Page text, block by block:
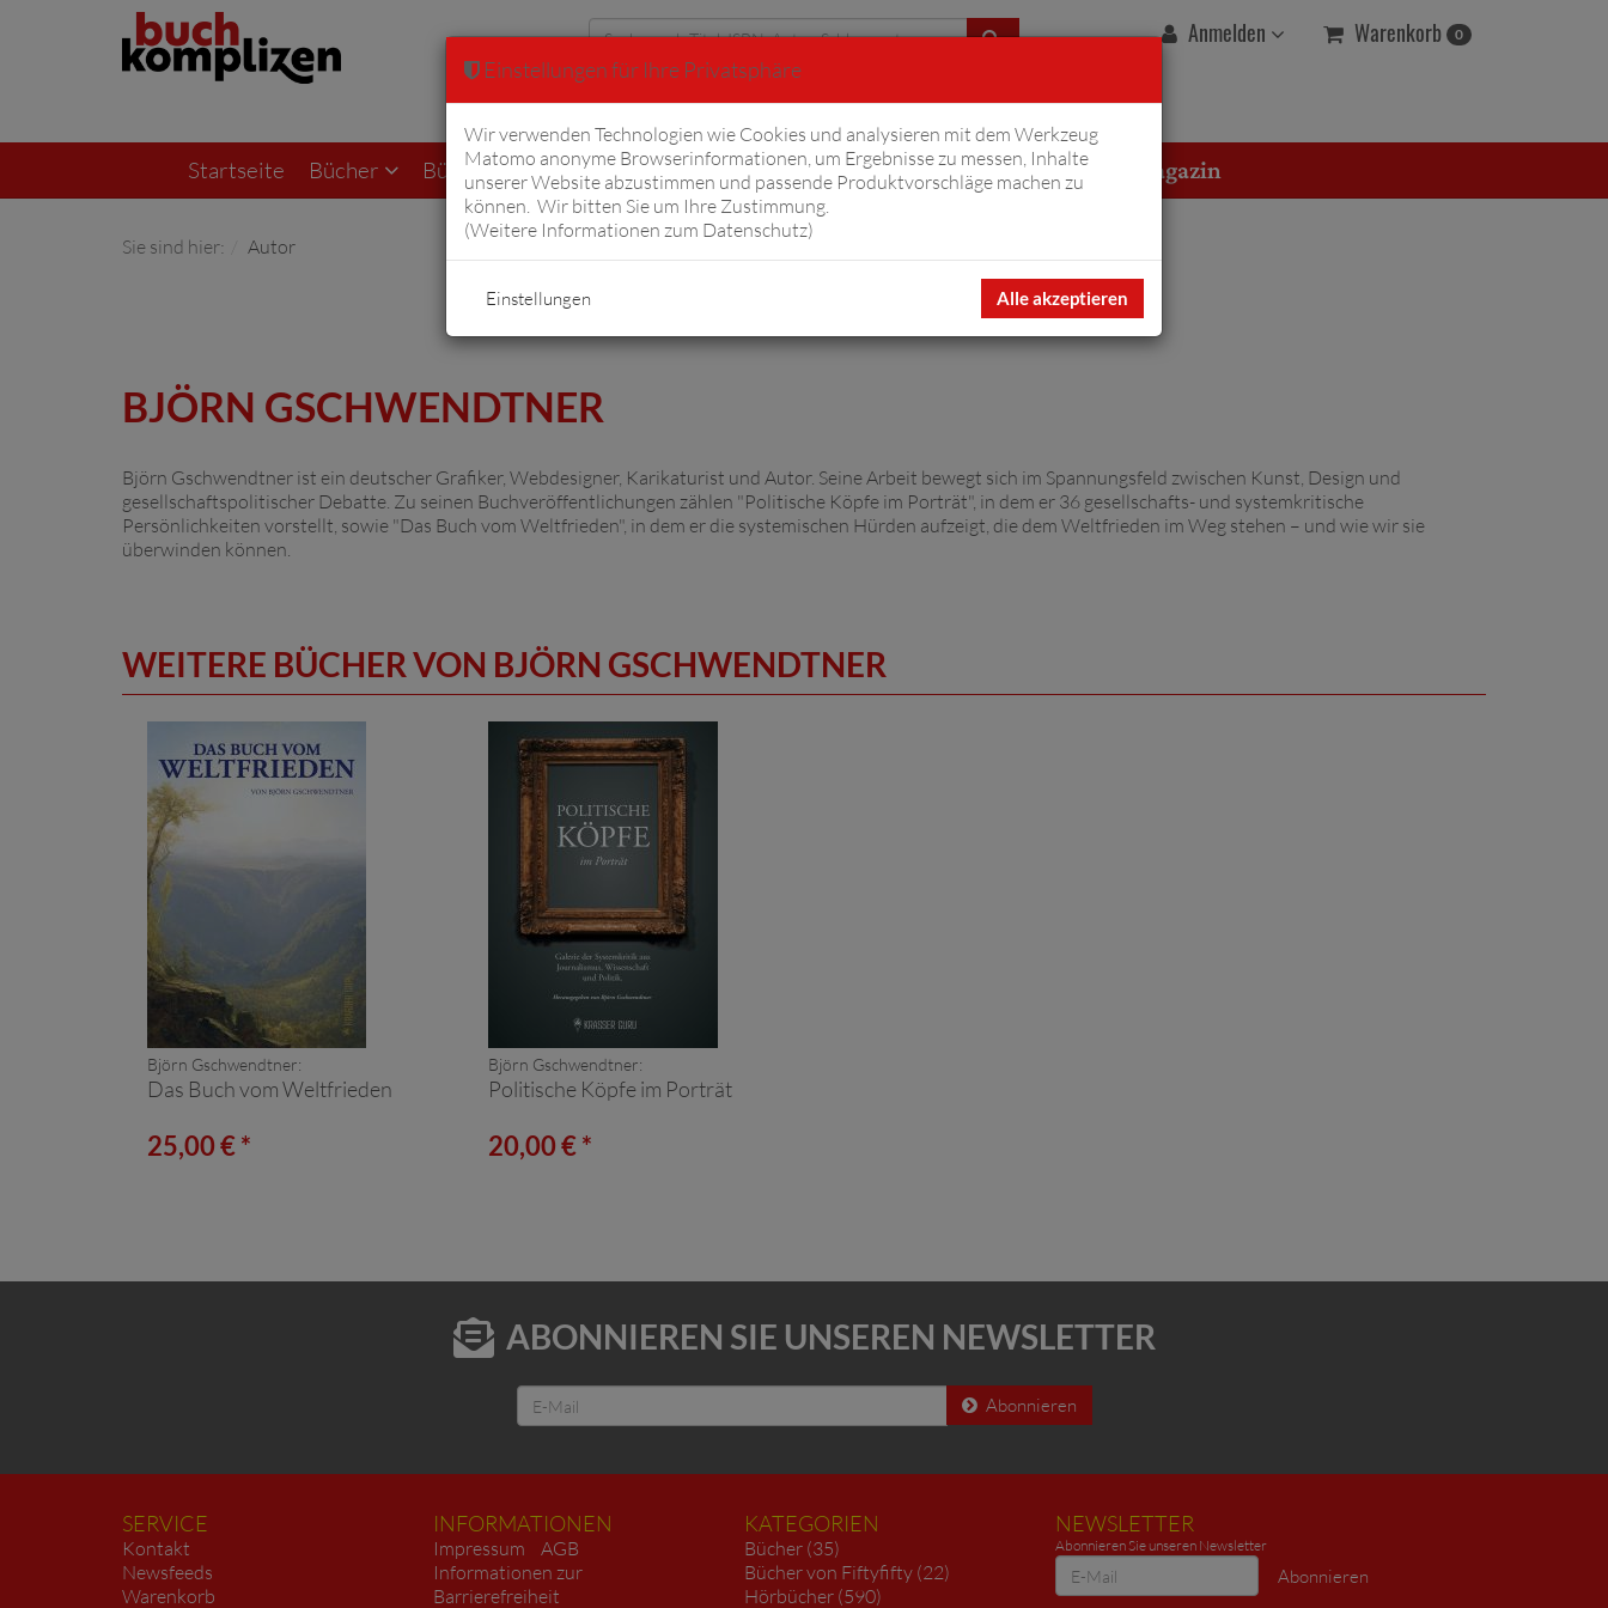
Anmelden Warenkorb 0
Erweiterte Suche
Startseite Bücher Bücher von Fiftyfifty Hörbücher Komplizen Overton Magazin
Sie sind hier: Autor
BJÖRN GSCHWENDTNER
Björn Gschwendtner ist ein deutscher Grafiker, Webdesigner, Karikaturist und Autor. Seine Arbeit bewegt sich im Spannungsfeld zwischen Kunst, Design und
gesellschaftspolitischer Debatte. Zu seinen Buchveröffentlichungen zählen "Politische Köpfe im Porträt", in dem er 36 gesellschafts- und systemkritische
Persönlichkeiten vorstellt, sowie "Das Buch vom Weltfrieden", in dem er die systemischen Hürden aufzeigt, die dem Weltfrieden im Weg stehen – und wie wir sie
überwinden können.
WEITERE BÜCHER VON BJÖRN GSCHWENDTNER
Björn Gschwendtner:
Das Buch vom Weltfrieden
25,00 € *
Björn Gschwendtner:
Politische Köpfe im Porträt
20,00 € *
ABONNIEREN SIE UNSEREN NEWSLETTER
Abonnieren
SERVICE
Kontakt
Newsfeeds
Warenkorb
INFORMATIONEN
Impressum
AGB
Informationen zur
Barrierefreiheit
KATEGORIEN
Bücher (35)
Bücher von Fiftyfifty (22)
Hörbücher (590)
NEWSLETTER
Abonnieren Sie unseren Newsletter
Newsletter Abonnieren
Einstellungen für Ihre Privatsphäre
Wir verwenden Technologien wie Cookies und analysieren mit dem Werkzeug
Matomo anonyme Browserinformationen, um Ergebnisse zu messen, Inhalte
unserer Website abzustimmen und passende Produktvorschläge machen zu
können. Wir bitten Sie um Ihre Zustimmung.
(Weitere Informationen zum Datenschutz)
Alle akzeptieren
Einstellungen